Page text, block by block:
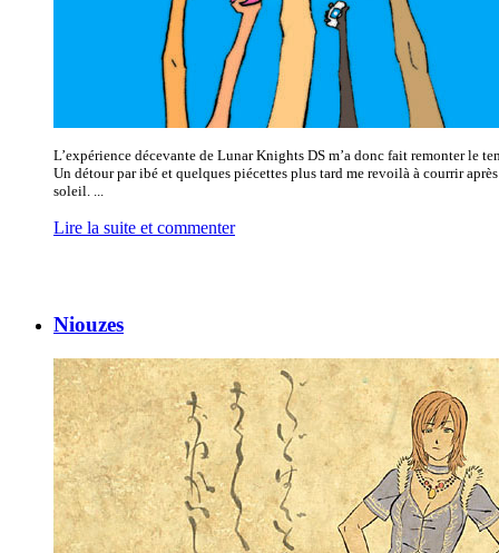
L’expérience décevante de Lunar Knights DS m’a donc fait remonter le
Un détour par ibé et quelques piécettes plus tard me revoilà à courrir
soleil. ...
Lire la suite et commenter
Niouzes